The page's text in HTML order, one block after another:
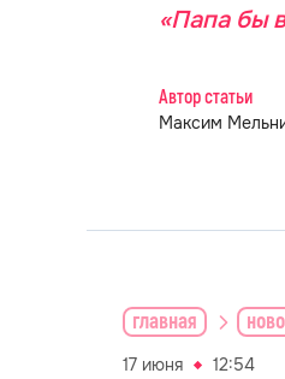
«Папа бы
Автор статьи
Максим
главная
17 июня 12:54